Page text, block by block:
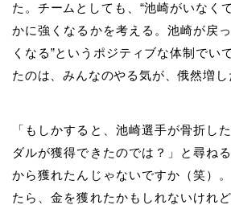
た。チームとしても、“池崎がいなく
かに強くなるかを考える。池崎が戻
くなる”というポジティブな体制でい
たのは、みんなのやる気が、俄然増し
「もしかすると、池崎選手が骨折し
ダルが獲得できたのでは？」と尋ねる
から獲れたんじゃないですか（笑）
たら、金を獲れたかもしれないけれ